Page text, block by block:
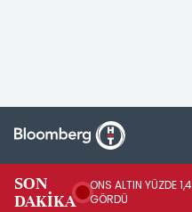
SON
DAKİKA
ONS ALTIN YÜZDE
GÖRDÜ